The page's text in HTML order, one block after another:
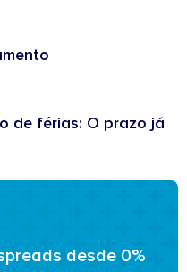
de férias: O prazo já
desde 0%